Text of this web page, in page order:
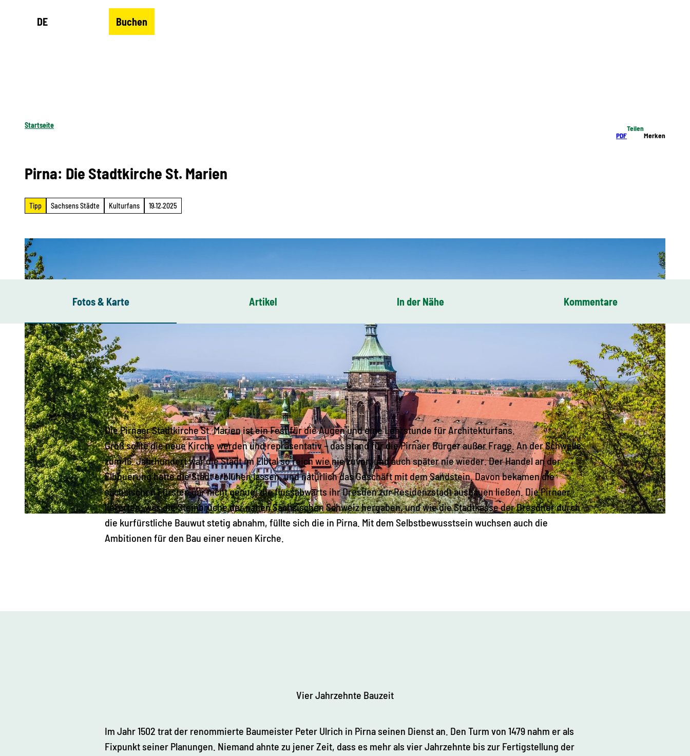
DE Buchen
Startseite
PDF
Teilen
Merken
Pirna: Die Stadtkirche St. Marien
Tipp Sachsens Städte Kulturfans 19.12.2025
Fotos & Karte Artikel In der Nähe Kommentare
Die Pirnaer Stadtkirche St. Marien ist ein Fest für die Augen und eine Lehrstunde für Architekturfans.
Groß sollte die neue Kirche werden und repräsentativ – das stand für die Pirnaer Bürger außer Frage. An der Schwelle
zum 16. Jahrhundert war die Stadt im Elbtal so reich wie nie zuvor, und auch später nie wieder. Der Handel an der
Elbquerung hatte die Stadt erblühen lassen, und natürlich das Geschäft mit dem Sandstein. Davon bekamen die
sächsischen Fürsten gar nicht genug, die flussabwärts ihr Dresden zur Residenzstadt ausbauen ließen. Die Pirnaer
lieferten, was die Steinbrüche der nahen Sächsischen Schweiz hergaben, und wie die Stadtkasse der Dresdner durch
die kurfürstliche Bauwut stetig abnahm, füllte sich die in Pirna. Mit dem Selbstbewusstsein wuchsen auch die
Ambitionen für den Bau einer neuen Kirche.
Vier Jahrzehnte Bauzeit
Im Jahr 1502 trat der renommierte Baumeister Peter Ulrich in Pirna seinen Dienst an. Den Turm von 1479 nahm er als
Fixpunkt seiner Planungen. Niemand ahnte zu jener Zeit, dass es mehr als vier Jahrzehnte bis zur Fertigstellung der